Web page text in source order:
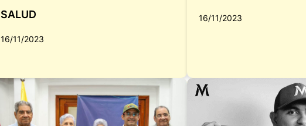
SALUD
16/11/2023
16/11/2023